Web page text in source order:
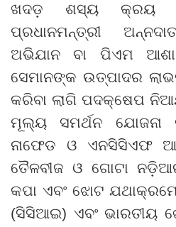
ଖଦଡ଼ ଶସ୍ୟ କ୍ରୟ
ପ୍ରଧାନମନ୍ତ୍ରୀ
ଅଭିଯାନ ବା ପିଏମ
ସେମାନଙ୍କ ଉତ୍ପାଦର
କରିବା ଲାଗି ପଦକ୍ଷେପ
ମୂଲ୍ୟ ସମର୍ଥନ ଯୋଜନା
ନାଫେଡ ଓ ଏନସିସିଏଫ
ତୈଳବୀଜ ଓ ଗୋଟା
କପା ଏବଂ ଝୋଟ
(ସିସିଆଇ) ଏବଂ ଭାରତୀୟ